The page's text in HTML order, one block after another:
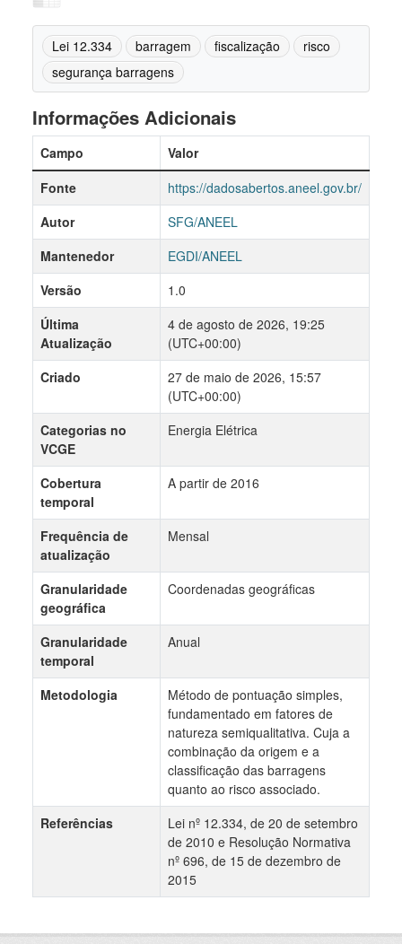
Lei 12.334 barragem fiscalização
risco
segurança barragens
Informações Adicionais
Campo
Valor
Fonte
https://dadosabertos.aneel.gov.br/
Autor
SFG/ANEEL
Mantenedor
EGDI/ANEEL
Versão
1.0
Última
Atualização
4 de agosto de 2026, 19:25
(UTC+00:00)
Criado
27 de maio de 2026, 15:57
(UTC+00:00)
Categorias no
VCGE
Energia Elétrica
Cobertura
temporal
A partir de 2016
Frequência de
atualização
Mensal
Granularidade
geográfica
Coordenadas geográficas
Granularidade
temporal
Anual
Metodologia
Método de pontuação simples,
fundamentado em fatores de
natureza semiqualitativa. Cuja a
combinação da origem e a
classificação das barragens
quanto ao risco associado.
Referências
Lei nº 12.334, de 20 de setembro
de 2010 e Resolução Normativa
nº 696, de 15 de dezembro de
2015